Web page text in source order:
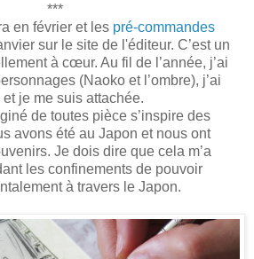
***
en février et les pré-commandes
sur le site de l'éditeur. C’est un
à cœur. Au fil de l’année, j’ai
(Naoko et l’ombre), j’ai
je me suis attachée.
de toutes pièce s’inspire des
avons été au Japon et nous ont
Je dois dire que cela m’a
les confinements de pouvoir
à travers le Japon.